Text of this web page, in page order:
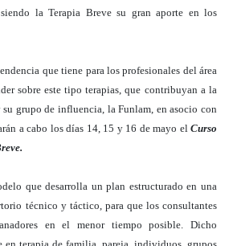
siendo la Terapia Breve su gran aporte en los
que tiene para los profesionales del área
sobre este tipo terapias, que contribuyan a la
grupo de influencia, la Funlam, en asocio con
a cabo los días 14, 15 y 16 de mayo el Curso
que desarrolla un plan estructurado en una
técnico y táctico, para que los consultantes
en el menor tiempo posible. Dicho